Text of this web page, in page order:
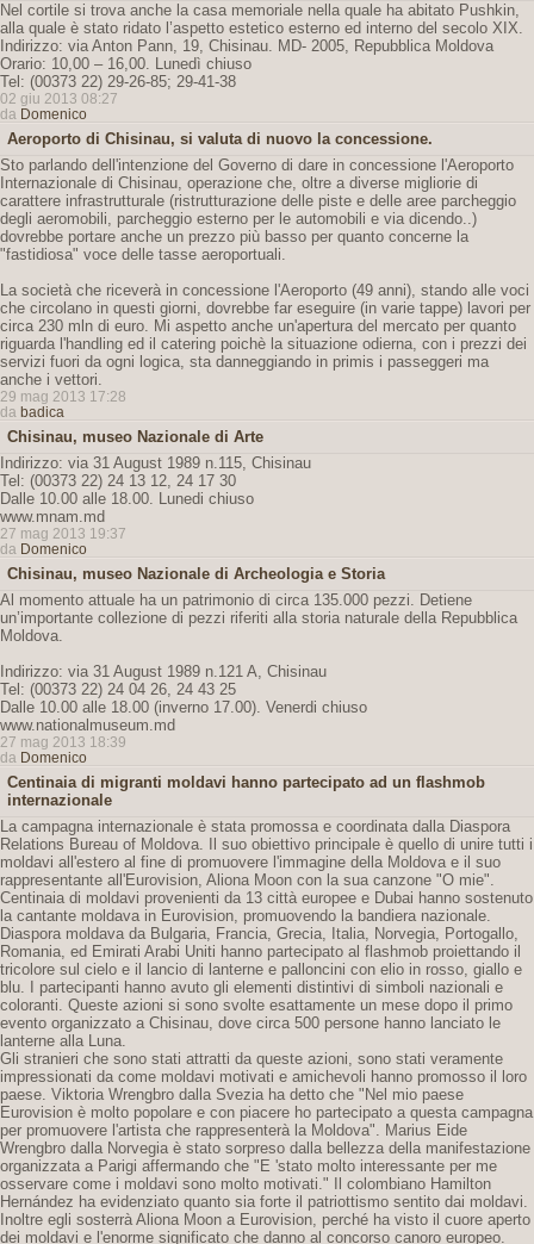
Nel cortile si trova anche la casa memoriale nella quale ha abitato Pushkin,
alla quale è stato ridato l’aspetto estetico esterno ed interno del secolo XIX.
Indirizzo: via Anton Pann, 19, Chisinau. MD- 2005, Repubblica Moldova
Orario: 10,00 – 16,00. Lunedì chiuso
Tel: (00373 22) 29-26-85; 29-41-38
02 giu 2013 08:27
da Domenico
Aeroporto di Chisinau, si valuta di nuovo la concessione.
Sto parlando dell'intenzione del Governo di dare in concessione l'Aeroporto
Internazionale di Chisinau, operazione che, oltre a diverse migliorie di
carattere infrastrutturale (ristrutturazione delle piste e delle aree parcheggio
degli aeromobili, parcheggio esterno per le automobili e via dicendo..)
dovrebbe portare anche un prezzo più basso per quanto concerne la
"fastidiosa" voce delle tasse aeroportuali.
La società che riceverà in concessione l'Aeroporto (49 anni), stando alle voci
che circolano in questi giorni, dovrebbe far eseguire (in varie tappe) lavori per
circa 230 mln di euro. Mi aspetto anche un'apertura del mercato per quanto
riguarda l'handling ed il catering poichè la situazione odierna, con i prezzi dei
servizi fuori da ogni logica, sta danneggiando in primis i passeggeri ma
anche i vettori.
29 mag 2013 17:28
da badica
Chisinau, museo Nazionale di Arte
Indirizzo: via 31 August 1989 n.115, Chisinau
Tel: (00373 22) 24 13 12, 24 17 30
Dalle 10.00 alle 18.00. Lunedi chiuso
www.mnam.md
27 mag 2013 19:37
da Domenico
Chisinau, museo Nazionale di Archeologia e Storia
Al momento attuale ha un patrimonio di circa 135.000 pezzi. Detiene
un’importante collezione di pezzi riferiti alla storia naturale della Repubblica
Moldova.
Indirizzo: via 31 August 1989 n.121 A, Chisinau
Tel: (00373 22) 24 04 26, 24 43 25
Dalle 10.00 alle 18.00 (inverno 17.00). Venerdi chiuso
www.nationalmuseum.md
27 mag 2013 18:39
da Domenico
Centinaia di migranti moldavi hanno partecipato ad un flashmob
internazionale
La campagna internazionale è stata promossa e coordinata dalla Diaspora
Relations Bureau of Moldova. Il suo obiettivo principale è quello di unire tutti i
moldavi all'estero al fine di promuovere l'immagine della Moldova e il suo
rappresentante all'Eurovision, Aliona Moon con la sua canzone "O mie".
Centinaia di moldavi provenienti da 13 città europee e Dubai hanno sostenuto
la cantante moldava in Eurovision, promuovendo la bandiera nazionale.
Diaspora moldava da Bulgaria, Francia, Grecia, Italia, Norvegia, Portogallo,
Romania, ed Emirati Arabi Uniti hanno partecipato al flashmob proiettando il
tricolore sul cielo e il lancio di lanterne e palloncini con elio in rosso, giallo e
blu. I partecipanti hanno avuto gli elementi distintivi di simboli nazionali e
coloranti. Queste azioni si sono svolte esattamente un mese dopo il primo
evento organizzato a Chisinau, dove circa 500 persone hanno lanciato le
lanterne alla Luna.
Gli stranieri che sono stati attratti da queste azioni, sono stati veramente
impressionati da come moldavi motivati ​​e amichevoli hanno promosso il loro
paese. Viktoria Wrengbro dalla Svezia ha detto che "Nel mio paese
Eurovision è molto popolare e con piacere ho partecipato a questa campagna
per promuovere l'artista che rappresenterà la Moldova". Marius Eide
Wrengbro dalla Norvegia è stato sorpreso dalla bellezza della manifestazione
organizzata a Parigi affermando che "E 'stato molto interessante per me
osservare come i moldavi sono molto motivati." Il colombiano Hamilton
Hernández ha evidenziato quanto sia forte il patriottismo sentito dai moldavi.
Inoltre egli sosterrà Aliona Moon a Eurovision, perché ha visto il cuore aperto
dei moldavi e l'enorme significato che danno al concorso canoro europeo.